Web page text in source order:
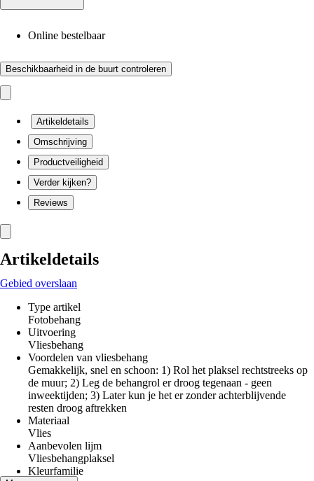
Online bestelbaar
Beschikbaarheid in de buurt controleren
Artikeldetails
Omschrijving
Productveiligheid
Verder kijken?
Reviews
Artikeldetails
Gebied overslaan
Type artikel
Fotobehang
Uitvoering
Vliesbehang
Voordelen van vliesbehang
Gemakkelijk, snel en schoon: 1) Rol het plaksel rechtstreeks op
de muur; 2) Leg de behangrol er droog tegenaan - geen
inweektijden; 3) Later kun je het er zonder achterblijvende
resten droog aftrekken
Materiaal
Vlies
Aanbevolen lijm
Vliesbehangplaksel
Kleurfamilie